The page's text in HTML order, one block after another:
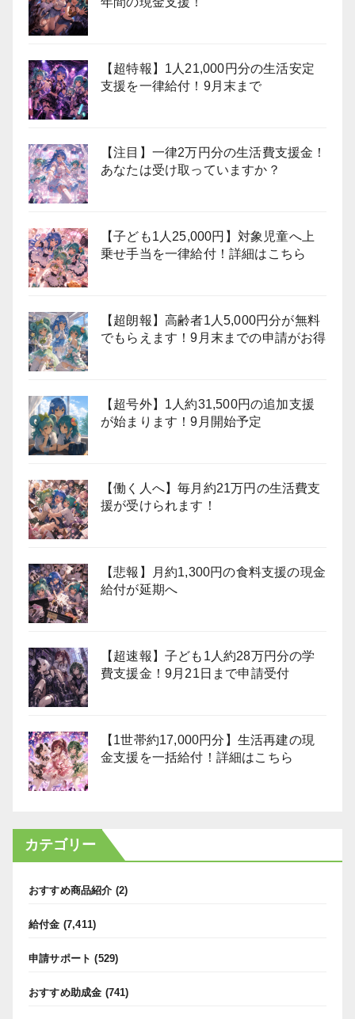
【超特報】1人21,000円分の生活安定
支援を一律給付！9月末まで
【注目】一律2万円分の生活費支援金！
あなたは受け取っていますか？
【子ども1人25,000円】対象児童へ上
乗せ手当を一律給付！詳細はこちら
【超朗報】高齢者1人5,000円分が無料
でもらえます！9月末までの申請がお得
【超号外】1人約31,500円の追加支援
が始まります！9月開始予定
【働く人へ】毎月約21万円の生活費支
援が受けられます！
【悲報】月約1,300円の食料支援の現金
給付が延期へ
【超速報】子ども1人約28万円分の学
費支援金！9月21日まで申請受付
【1世帯約17,000円分】生活再建の現
金支援を一括給付！詳細はこちら
カテゴリー
おすすめ商品紹介 (2)
給付金 (7,411)
申請サポート (529)
おすすめ助成金 (741)